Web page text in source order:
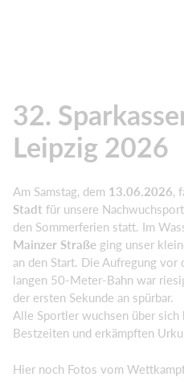
32.
Leipzig 2026
Am Samstag, dem 13.06.2026,
Stadt für unsere
den Sommerferien statt. Im
Mainzer Straße ging unser
an den Start. Die Aufregung
langen 50-Meter-Bahn war
der ersten Sekunde an spürbar.
Alle Sportler wuchsen über sich
Bestzeiten und erkämpften
Hier noch Fotos vom